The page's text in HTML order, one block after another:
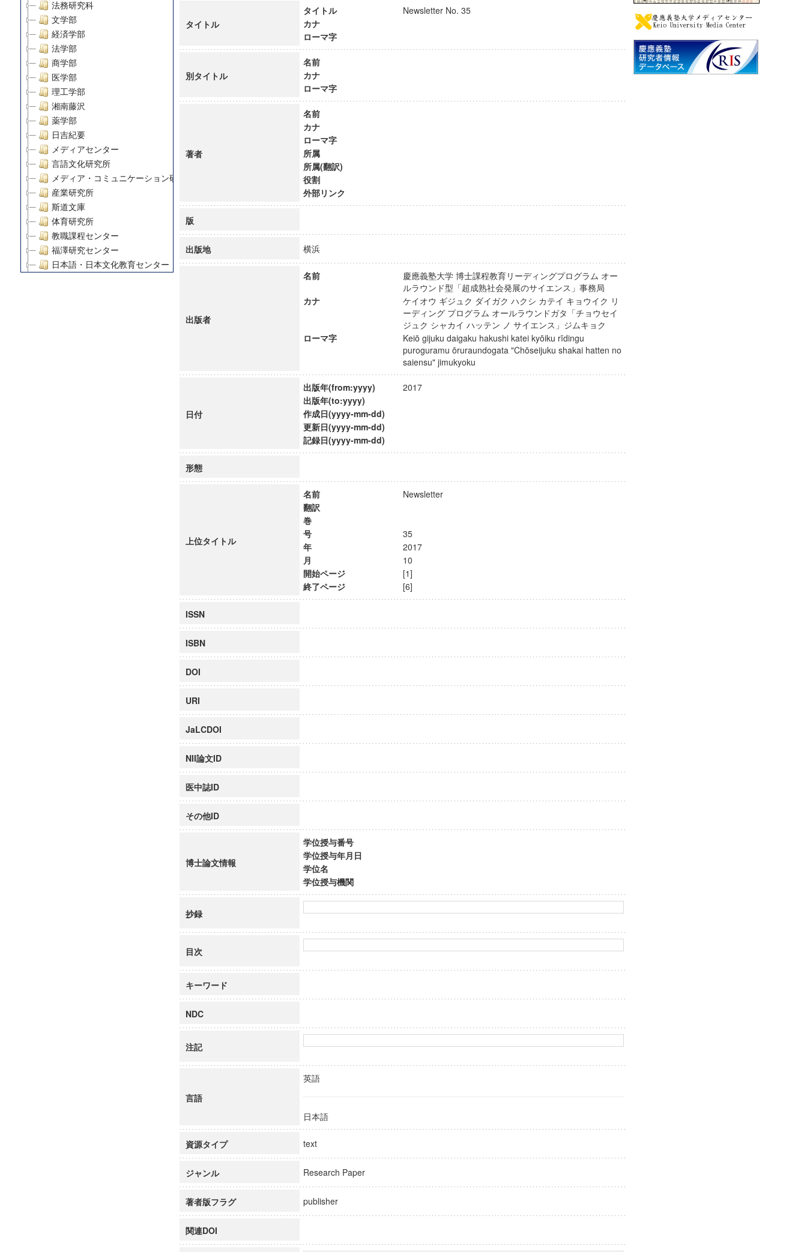
法務研究科
文学部
経済学部
法学部
商学部
医学部
理工学部
湘南藤沢
薬学部
日吉紀要
メディアセンター
言語文化研究所
メディア・コミュニケーション研究所
産業研究所
斯道文庫
体育研究所
教職課程センター
福澤研究センター
日本語・日本文化教育センター
グローバルリサーチインスティテュート
慶應義塾大学グローバルCOEプログラム論理と感性の先端的教育研究拠点
博士課程教育リーディングプログラム「超成熟社会発展のサイエンス」
タイトル
タイトル
Newsletter No. 35
カナ
ローマ字
別タイトル
名前
カナ
ローマ字
著者
名前
カナ
ローマ字
所属
所属(翻訳)
役割
外部リンク
版
出版地 横浜
出版者
名前
慶應義塾大学 博士課程教育リーディングプログラム オー
ルラウンド型「超成熟社会発展のサイエンス」事務局
カナ
ケイオウ ギジュク ダイガク ハクシ カテイ キョウイク リ
ーディング プログラム オールラウンドガタ「チョウセイ
ジュク シャカイ ハッテン ノ サイエンス」ジムキョク
ローマ字
Keiō gijuku daigaku hakushi katei kyōiku rīdingu
puroguramu ōruraundogata "Chōseijuku shakai hatten no
saiensu" jimukyoku
日付
出版年(from:yyyy)
2017
出版年(to:yyyy)
作成日(yyyy-mm-dd)
更新日(yyyy-mm-dd)
記録日(yyyy-mm-dd)
形態
上位タイトル
名前
Newsletter
翻訳
巻
号
35
年
2017
月
10
開始ページ
[1]
終了ページ
[6]
ISSN
ISBN
DOI
URI
JaLCDOI
NII論文ID
医中誌ID
その他ID
博士論文情報
学位授与番号
学位授与年月日
学位名
学位授与機関
抄録
目次
キーワード
NDC
注記
言語
英語
日本語
資源タイプ text
ジャンル Research Paper
著者版フラグ publisher
関連DOI